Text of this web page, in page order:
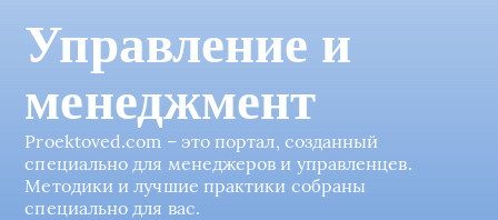
Управление и
менеджмент
Proektoved.com – это портал, созданный
специально для менеджеров и управленцев.
Методики и лучшие практики собраны
специально для вас.